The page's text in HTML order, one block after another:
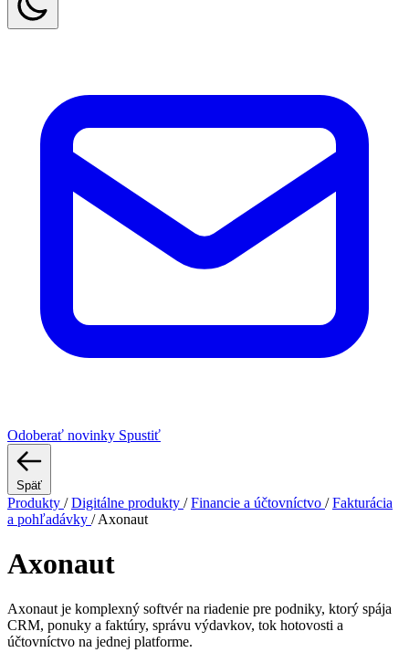
Odoberať novinky Spustiť
Späť
Produkty / Digitálne produkty / Financie a účtovníctvo / Fakturácia
a pohľadávky / Axonaut
Axonaut
Axonaut je komplexný softvér na riadenie pre podniky, ktorý spája
CRM, ponuky a faktúry, správu výdavkov, tok hotovosti a
účtovníctvo na jednej platforme.